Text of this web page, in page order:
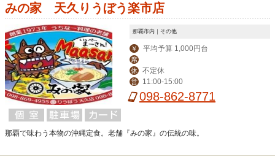
みの家 天久りうぼう楽市店
那覇市内｜その他
￥ 平均予算 1,000円台
席
休
不定休
営 11:00-15:00
098-862-8771
那覇で味わう本物の沖縄定食。老舗『みの家』の伝統の味。